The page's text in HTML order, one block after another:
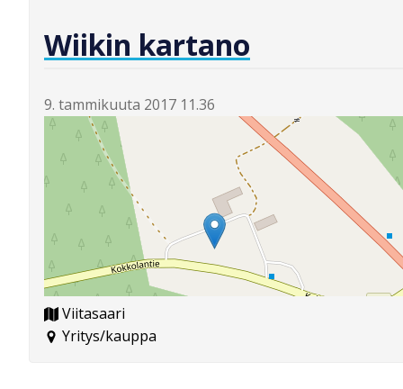
Wiikin kartano
9. tammikuuta 2017 11.36
Viitasaari
Yritys/kauppa